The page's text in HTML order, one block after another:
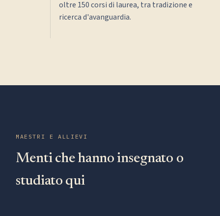
oltre 150 corsi di laurea, tra tradizione e
ricerca d'avanguardia.
MAESTRI E ALLIEVI
Menti che hanno insegnato o
studiato qui